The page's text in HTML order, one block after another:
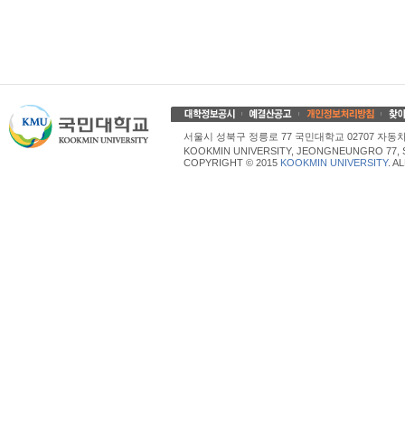
서울시 성북구 정릉로 77 국민대학교 02707 자동
KOOKMIN UNIVERSITY, JEONGNEUNGRO
COPYRIGHT © 2015 KOOKMIN UNIVERSITY.